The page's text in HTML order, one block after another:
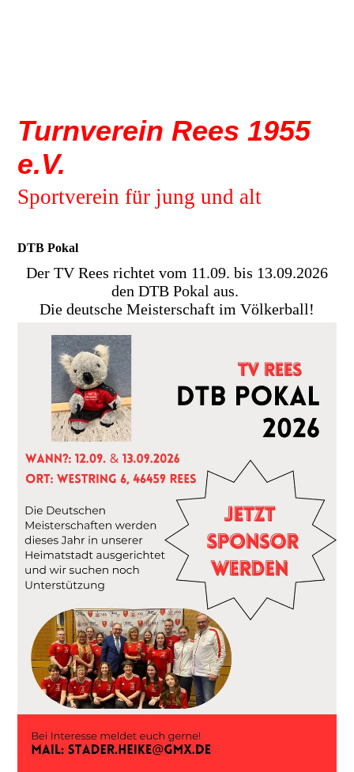
Turnverein Rees 1955
e.V.
Sportverein für jung und alt
DTB Pokal
Der TV Rees richtet vom 11.09. bis 13.09.2026
den DTB Pokal aus.
Die deutsche Meisterschaft im Völkerball!